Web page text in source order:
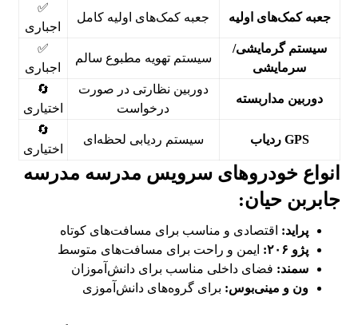
جعبه کمک‌های اولیه جعبه کمک‌های اولیه کامل
✅
اجباری
سیستم گرمایشی/
سرمایشی
سیستم تهویه مطبوع سالم
✅
اجباری
دوربین مداربسته
دوربین نظارتی در صورت
درخواست
🔄
اختیاری
GPS ردیاب سیستم ردیابی لحظه‌ای
🔄
اختیاری
انواع خودروهای سرویس مدرسه مدرسه
جابربن حیان:
پراید: اقتصادی و مناسب برای مسافت‌های کوتاه
پژو ۲۰۶:
ایمن و راحت برای مسافت‌های متوسط
سمند: فضای داخلی مناسب برای دانش‌آموزان
ون و مینی‌بوس: برای گروه‌های دانش‌آموزی